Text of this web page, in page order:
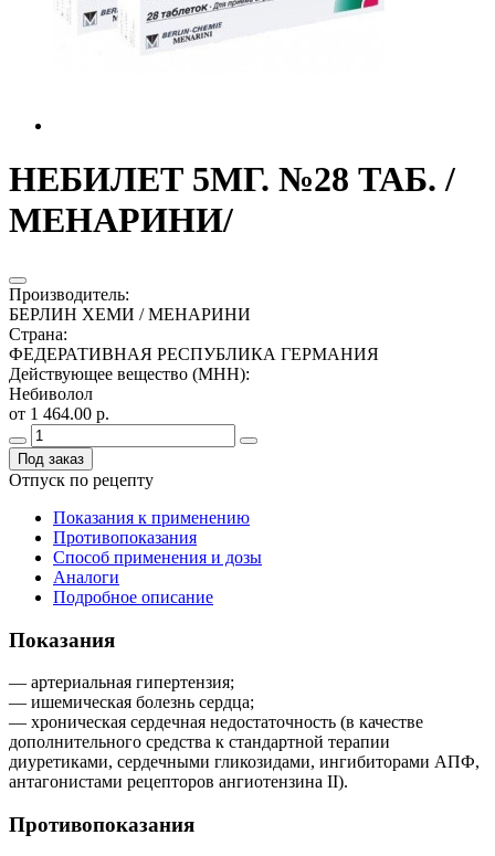
НЕБИЛЕТ 5МГ. №28 ТАБ. /
МЕНАРИНИ/
Производитель:
БЕРЛИН ХЕМИ / МЕНАРИНИ
Страна:
ФЕДЕРАТИВНАЯ РЕСПУБЛИКА ГЕРМАНИЯ
Действующее вещество (МНН):
Небиволол
от 1 464.00 р.
Под заказ
Отпуск по рецепту
Показания к применению
Противопоказания
Способ применения и дозы
Аналоги
Подробное описание
Показания
— артериальная гипертензия;
— ишемическая болезнь сердца;
— хроническая сердечная недостаточность (в качестве
дополнительного средства к стандартной терапии
диуретиками, сердечными гликозидами, ингибиторами АПФ,
антагонистами рецепторов ангиотензина II).
Противопоказания